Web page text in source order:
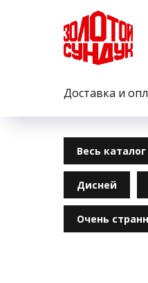
Доставка и
Весь каталог
Дисней
Очень